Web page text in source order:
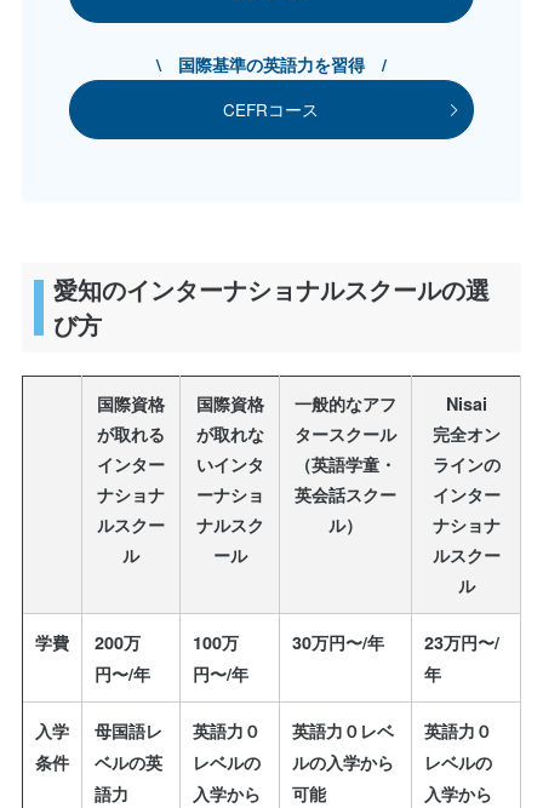
\ 国際基準の英語力を習得 /
CEFRコース
愛知のインターナショナルスクールの選
び方
国際資格
が取れる
インター
ナショナ
ルスクー
ル
国際資格
が取れな
いインタ
ーナショ
ナルスク
ール
一般的なアフ
タースクール
（英語学童・
英会話スクー
ル）
Nisai
完全オン
ラインの
インター
ナショナ
ルスクー
ル
学費
200万
円〜/年
100万
円〜/年
30万円〜/年
23万円〜/
年
入学
条件
母国語レ
ベルの英
語力
英語力０
レベルの
入学から
英語力０レベ
ルの入学から
可能
英語力０
レベルの
入学から